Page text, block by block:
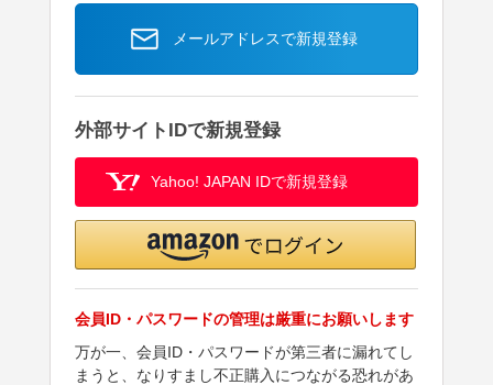
メールアドレスで新規登録
外部サイトIDで新規登録
Yahoo! JAPAN IDで新規登録
会員ID・パスワードの管理は厳重にお願いします
万が一、会員ID・パスワードが第三者に漏れてし
まうと、なりすまし不正購入につながる恐れがあ